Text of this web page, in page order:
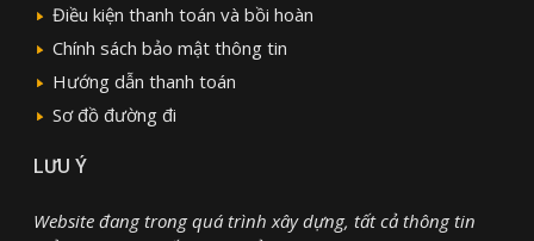
Điều kiện thanh toán và bồi hoàn
Chính sách bảo mật thông tin
Hướng dẫn thanh toán
Sơ đồ đường đi
LƯU Ý
Website đang trong quá trình xây dựng, tất cả thông tin